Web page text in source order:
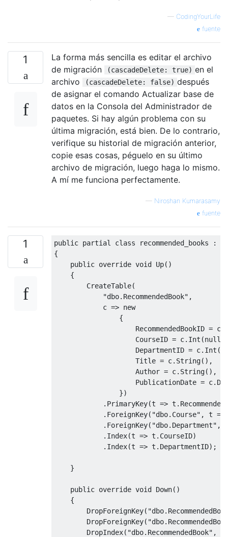
— CodingYourLife
fuente
1
La forma más sencilla es editar el archivo
de migración
(cascadeDelete: true) en el
archivo
(cascadeDelete: false) después
de asignar el comando Actualizar base de
datos en la Consola del Administrador de
paquetes. Si hay algún problema con su
última migración, está bien. De lo contrario,
verifique su historial de migración anterior,
copie esas cosas, péguelo en su último
archivo de migración, luego haga lo mismo.
A mí me funciona perfectamente.
— Niroshan Kumarasamy
fuente
1 public partial class recommended_books :
{
public override void Up()
{
CreateTable(
"dbo.RecommendedBook" ,
            c
=> new
{
RecommendedBookID = c
CourseID = c. Int (
DepartmentID = c. Int (
Title = c. String(),
Author = c. String(),
PublicationDate = c.
})
. PrimaryKey(t => t .
. ForeignKey( "dbo.Course" , t =>
. ForeignKey( "dbo.Department" ,
. Index(t => t . CourseID)
. Index(t => t . DepartmentID);
}
public override void Down()
{
DropForeignKey(
DropForeignKey(
DropIndex( "dbo.RecommendedBook" ,